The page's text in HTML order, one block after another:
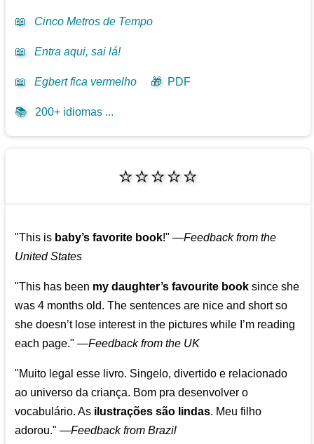
📖 Cinco Metros de Tempo
📖 Entra aqui, sai lá!
📖 Egbert fica vermelho 🎁 PDF
📚 200+ idiomas ...
⭐⭐⭐⭐⭐
"This is baby’s favorite book!" —Feedback from the
United States
"This has been my daughter’s favourite book since she
was 4 months old. The sentences are nice and short so
she doesn’t lose interest in the pictures while I’m reading
each page." —Feedback from the UK
"Muito legal esse livro. Singelo, divertido e relacionado
ao universo da criança. Bom pra desenvolver o
vocabulário. As ilustrações são lindas. Meu filho
adorou." —Feedback from Brazil